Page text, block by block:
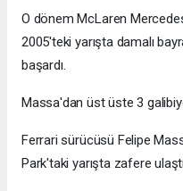
O dönem McLaren Mercedes
2005'teki yarışta damalı
başardı.
Massa'dan üst üste 3
Ferrari sürücüsü Felipe
Park'taki yarışta zafere ulaştı.